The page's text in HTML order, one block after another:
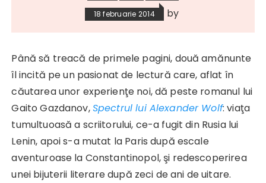
18 februarie 2014 by
Până să treacă de primele pagini, două amănunte
îl incită pe un pasionat de lectură care, aflat în
căutarea unor experienţe noi, dă peste romanul lui
Gaito Gazdanov,Spectrul lui Alexander Wolf: viaţa
tumultuoasă a scriitorului, ce-a fugit din Rusia lui
Lenin, apoi s-a mutat la Paris după escale
aventuroase la Constantinopol, şi redescoperirea
unei bijuterii literare după zeci de ani de uitare.